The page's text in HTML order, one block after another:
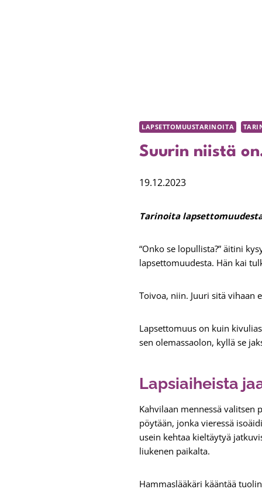
LAPSETTOMUUSTARINOITA
Suurin niistä
19.12.2023
Tarinoita
“Onko se lopullista?” äitini
lapsettomuudesta. Hän kai
Toivoa, niin. Juuri sitä vihaan
Lapsettomuus on kuin
sen olemassaolon, kyllä se
Lapsiaiheista
Kahvilaan mennessä
pöytään, jonka vieressä
usein kehtaa kieltäytyä
liukenen paikalta.
Hammaslääkäri kääntää